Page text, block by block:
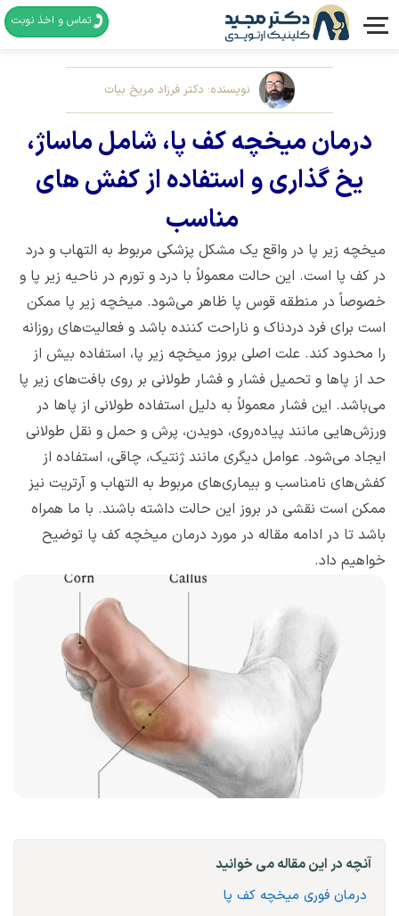
نویسنده: دکتر فرزاد مریخ بیات
درمان میخچه کف پا، شامل ماساژ،
یخ گذاری و استفاده از کفش های
مناسب
میخچه زیر پا در واقع یک مشکل پزشکی مربوط به التهاب و درد
در کف پا است. این حالت معمولاً با درد و تورم در ناحیه زیر پا و
خصوصاً در منطقه قوس پا ظاهر می‌شود. میخچه زیر پا ممکن
است برای فرد دردناک و ناراحت کننده باشد و فعالیت‌های روزانه
را محدود کند. علت اصلی بروز میخچه زیر پا، استفاده بیش از
حد از پاها و تحمیل فشار و فشار طولانی بر روی بافت‌های زیر پا
می‌باشد. این فشار معمولاً به دلیل استفاده طولانی از پاها در
ورزش‌هایی مانند پیاده‌روی، دویدن، پرش و حمل و نقل طولانی
ایجاد می‌شود. عوامل دیگری مانند ژنتیک، چاقی، استفاده از
کفش‌های نامناسب و بیماری‌های مربوط به التهاب و آرتریت نیز
ممکن است نقشی در بروز این حالت داشته باشند. با ما همراه
باشد تا در ادامه مقاله در مورد درمان میخچه کف پا توضیح
خواهیم داد.
آنچه در این مقاله می خوانید
درمان فوری میخچه کف پا
تماس و اخذ نوبت